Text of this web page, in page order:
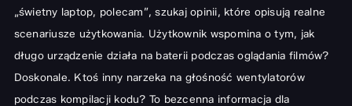
Laptopy dla studentów: mobilność i stosunek ceny do jakości
„świetny laptop, polecam”, szukaj opinii, które opisują realne
scenariusze użytkowania. Użytkownik wspomina o tym, jak
długo urządzenie działa na baterii podczas oglądania filmów?
Doskonale. Ktoś inny narzeka na głośność wentylatorów
podczas kompilacji kodu? To bezcenna informacja dla